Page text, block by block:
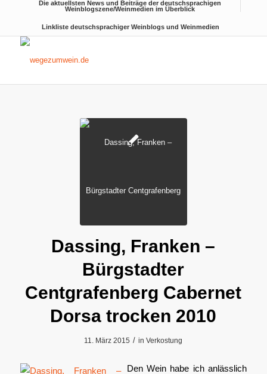
Die aktuellsten News und Beiträge der deutschsprachigen
Weinblogszene/Weinmedien im Überblick
Linkliste deutschsprachiger Weinblogs und Weinmedien
Dassing, Franken –
Bürgstadter
Centgrafenberg Cabernet
Dorsa trocken 2010
11. März 2015 / inVerkostung
Den Wein habe ich anlässlich